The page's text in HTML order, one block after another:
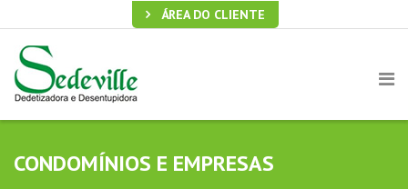
ÁREA DO CLIENTE
CONDOMÍNIOS E EMPRESAS